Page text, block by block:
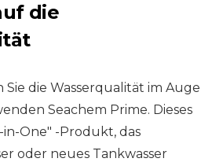
die
die Wasserqualität im Auge
Seachem Prime. Dieses
One" -Produkt, das
oder neues Tankwasser